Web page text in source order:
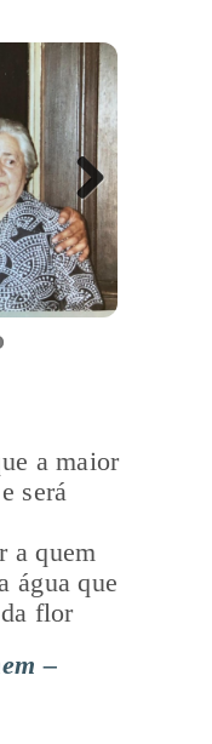
Next
a maior
será
a quem
água que
flor
–